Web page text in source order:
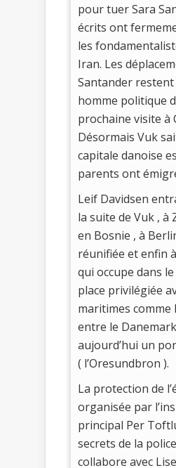
pour tuer Sara
écrits ont
les
Iran. Les
Santander
homme politique
prochaine visite à
Désormais Vuk
capitale danoise
parents ont
Leif Davidsen
la suite de Vuk , à
en Bosnie , à
réunifiée et enfin
qui occupe dans
place privilégiée
maritimes comme
entre le
aujourd’hui un
( l’Oresundbron ).
La protection de
organisée par
principal Per
secrets de la
collabore avec